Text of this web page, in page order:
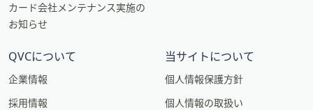
カード会社メンテナンス実施の
お知らせ
QVCについて
企業情報
採用情報
当サイトについて
個人情報保護方針
個人情報の取扱い